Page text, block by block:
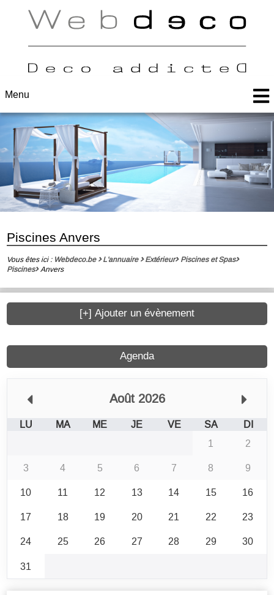
Menu
Piscines Anvers
Vous êtes ici : Webdeco.be L'annuaire Extérieur
Piscines et Spas
Piscines Anvers
Agenda
Août 2026
LU MA ME JE VE SA
DI
1
2
3
4 5 6 7 8
9
10
11 12 13 14 15
16
17
18 19 20 21 22
23
24
25 26 27 28 29
30
31
[+] Ajouter un évènement